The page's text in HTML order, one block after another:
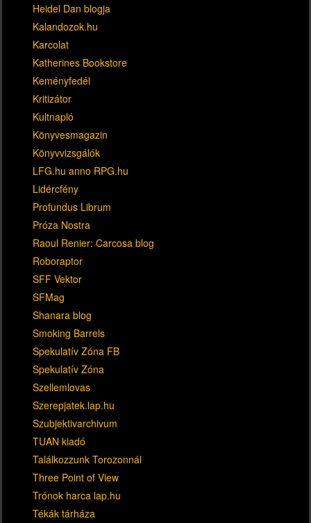
Heidel Dan blogja
Kalandozok.hu
Karcolat
Katherines Bookstore
Keményfedél
Kritizátor
Kultnapló
Könyvesmagazin
Könyvvizsgálók
LFG.hu anno RPG.hu
Lidércfény
Profundus Librum
Próza Nostra
Raoul Renier: Carcosa blog
Roboraptor
SFF Vektor
SFMag
Shanara blog
Smoking Barrels
Spekulatív Zóna FB
Spekulatív Zóna
Szellemlovas
Szerepjatek.lap.hu
Szubjektivarchivum
TUAN kiadó
Találkozzunk Torozonnál
Three Point of View
Trónok harca lap.hu
Tékák tárháza